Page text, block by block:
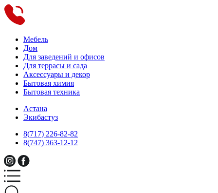
Мебель
Дом
Для заведений и офисов
Для террасы и сада
Аксессуары и декор
Бытовая химия
Бытовая техника
Астана
Экибастуз
8(717) 226-82-82
8(747) 363-12-12